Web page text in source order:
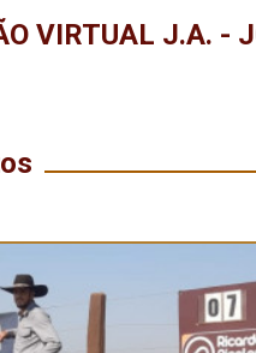
VIRTUAL J.A. -